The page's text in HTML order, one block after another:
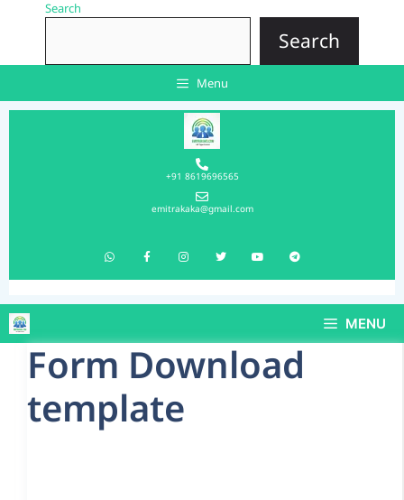
Search
Search
Menu
+91 8619696565
emitrakaka@gmail.com
MENU
Form Download
template